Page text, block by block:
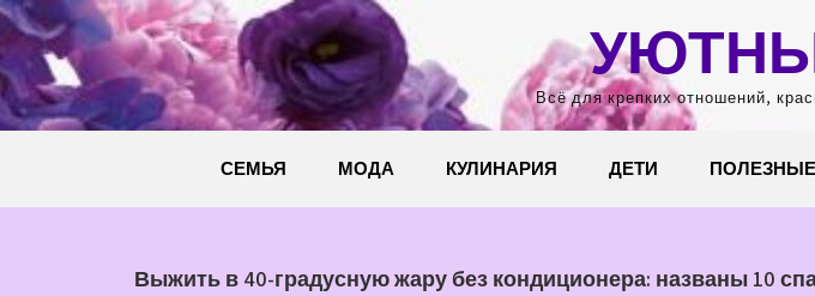
Перейти
содержимому
Всё для крепких отношений,
СЕМЬЯ МОДА КУЛИНАРИЯ ДЕТИ
Выжить в 40-градусную жару без кондиционера: названы 10